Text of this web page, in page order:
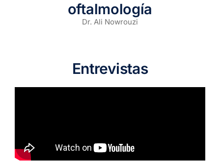
oftalmología
Dr. Ali Nowrouzi
Entrevistas